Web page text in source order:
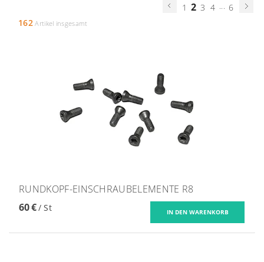
1 2 3 4 ... 6
162Artikel insgesamt
RUNDKOPF-EINSCHRAUBELEMENTE R8
60 €/ St